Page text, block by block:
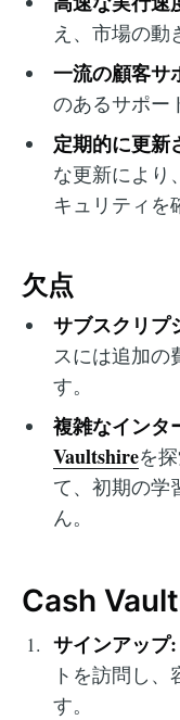
え、市場の動
一流の顧客サ
のあるサポー
定期的に更新
な更新により
キュリティを
欠点
サブスクリプ
スには追加の
す。
複雑なインタ
Vaultshireを
て、初期の学
ん。
Cash
サインアップ:
トを訪問し
す。